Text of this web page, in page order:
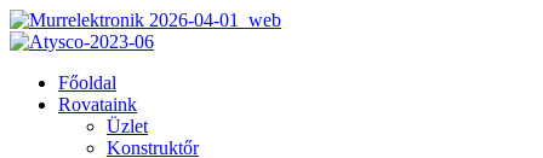
Főoldal
Rovataink
Üzlet
Konstruktőr